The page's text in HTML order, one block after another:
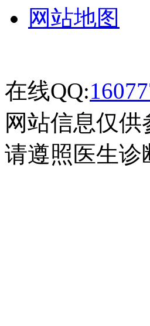
网站地图
在线QQ:
网站信息仅
请遵照医生诊